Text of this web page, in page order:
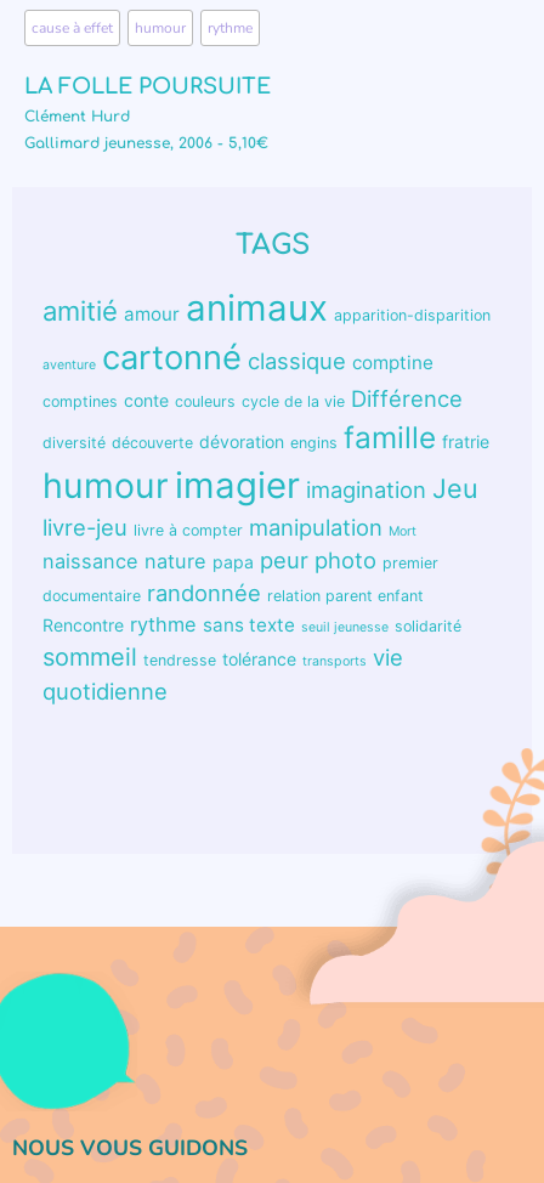
cause à effet humour rythme
LA FOLLE POURSUITE
Clément Hurd
Gallimard jeunesse, 2006 - 5,10€
TAGS
amitié amour animaux apparition-disparition
aventure cartonné classique comptine
comptines conte couleurs cycle de la vie Différence
diversité découverte dévoration engins famille fratrie
humour imagier imagination Jeu
livre-jeu livre à compter manipulation Mort
naissance nature papa peur photo premier
documentaire randonnée relation parent enfant
Rencontre rythme sans texte seuil jeunesse solidarité
sommeil tendresse tolérance transports vie
quotidienne
NOUS VOUS GUIDONS